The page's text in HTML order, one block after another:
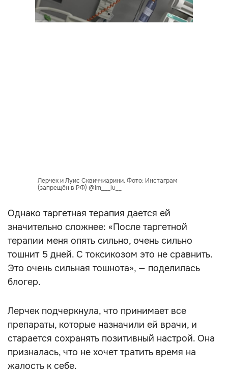
Лерчек и Луис Сквиччиарини. Фото: Инстаграм
(запрещён в РФ) @im___lu__
Однако таргетная терапия дается ей
значительно сложнее: «После таргетной
терапии меня опять сильно, очень сильно
тошнит 5 дней. С токсикозом это не сравнить.
Это очень сильная тошнота», — поделилась
блогер.
Лерчек подчеркнула, что принимает все
препараты, которые назначили ей врачи, и
старается сохранять позитивный настрой. Она
призналась, что не хочет тратить время на
жалость к себе.